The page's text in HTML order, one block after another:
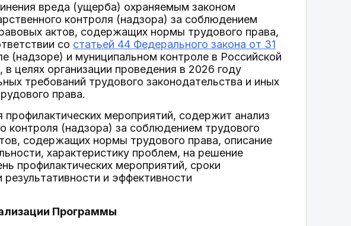
вреда (ущерба) охраняемым законом
контроля (надзора) за соблюдением
актов, содержащих нормы трудового права,
со статьей 44 Федерального закона от 31
(надзоре) и муниципальном контроле в Российской
организации проведения в 2026 году
требований трудового законодательства и иных
права.
мероприятий, содержит анализ
контроля (надзора) за соблюдением трудового
содержащих нормы трудового права, описание
характеристику проблем, на решение
профилактических мероприятий, сроки
и эффективности
Программы